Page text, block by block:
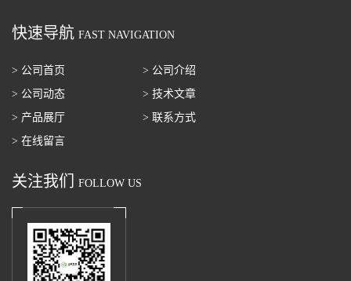
快速导航 FAST NAVIGATION
> 公司首页
> 公司介绍
> 公司动态
> 技术文章
> 产品展厅
> 联系方式
> 在线留言
关注我们 FOLLOW US